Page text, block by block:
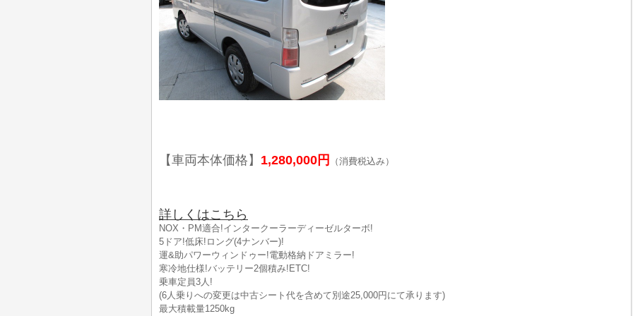
【車両本体価格】 1,280,000円 （消費税込み）
詳しくはこちら
NOX・PM適合!インタークーラーディーゼルターボ!
5ドア!低床!ロング(4ナンバー)!
運&助パワーウィンドゥー!電動格納ドアミラー!
寒冷地仕様!バッテリー2個積み!ETC!
乗車定員3人!
(6人乗りへの変更は中古シート代を含めて別途25,000円にて承ります)
最大積載量1250kg